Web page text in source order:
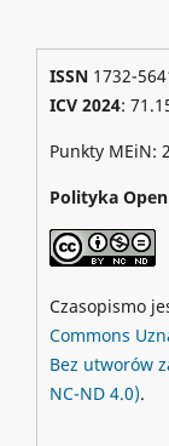
ISSN1732-
ICV 2024:
Punkty MEiN:
Polityka
Czasopismo
Commons
Bez utworów
NC-ND 4.0).